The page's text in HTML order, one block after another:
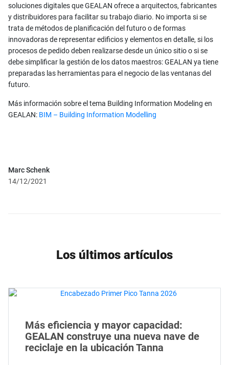
soluciones digitales que GEALAN ofrece a arquitectos, fabricantes
y distribuidores para facilitar su trabajo diario. No importa si se
trata de métodos de planificación del futuro o de formas
innovadoras de representar edificios y elementos en detalle, si los
procesos de pedido deben realizarse desde un único sitio o si se
debe simplificar la gestión de los datos maestros: GEALAN ya tiene
preparadas las herramientas para el negocio de las ventanas del
futuro.
Más información sobre el tema Building Information Modeling en
GEALAN: BIM – Building Information Modelling
Marc Schenk
14/12/2021
Los últimos artículos
Más eficiencia y mayor capacidad:
GEALAN construye una nueva nave de
reciclaje en la ubicación Tanna